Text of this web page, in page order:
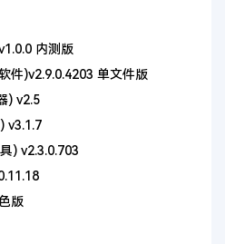
内测版
件)v2.9.0.4203 单文件版
) v2.5
v3.1.7
) v2.3.0.703
版